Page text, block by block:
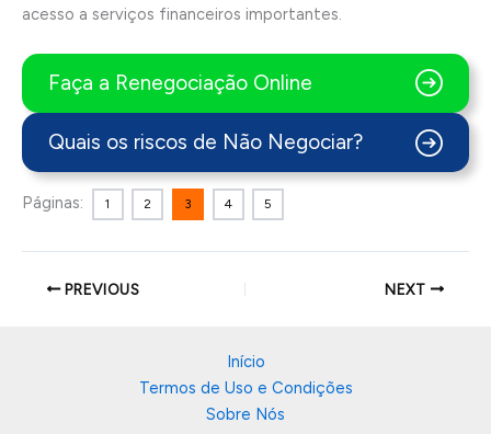
acesso a serviços financeiros importantes.
Faça a Renegociação Online
Quais os riscos de Não Negociar?
Páginas: 1 2 3 4 5
PREVIOUS NEXT
Início
Termos de Uso e Condições
Sobre Nós